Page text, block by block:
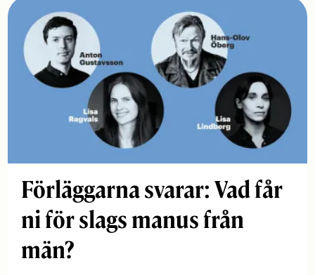
Förläggarna svarar: Vad får
ni för slags manus från
män?